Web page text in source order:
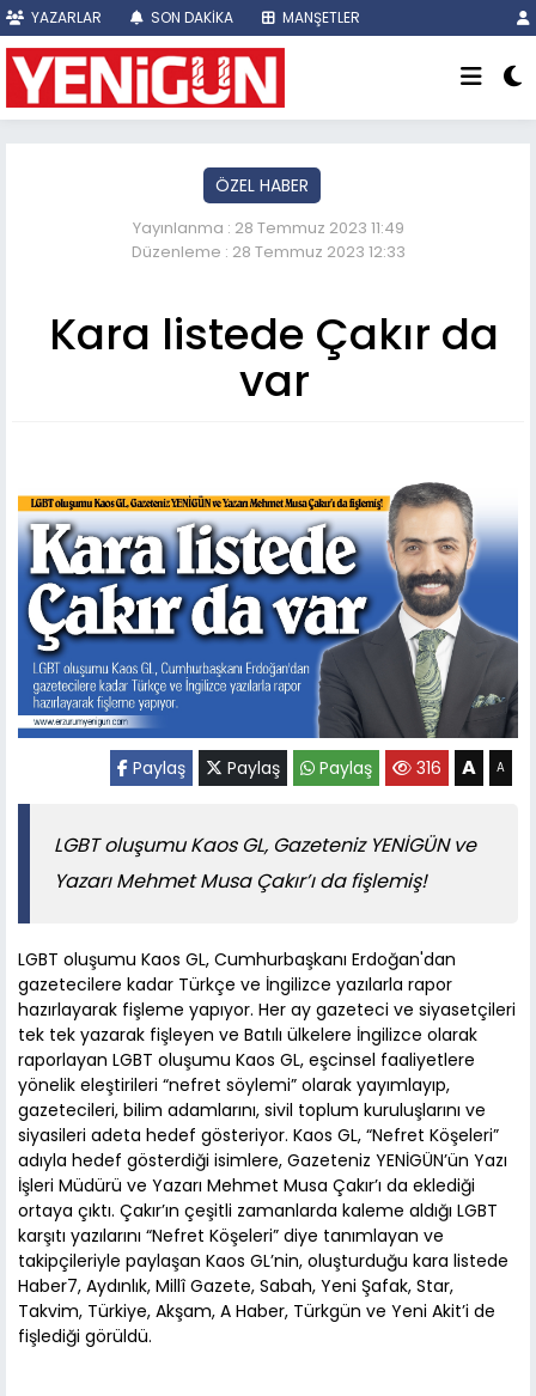
YAZARLAR SON DAKİKA MANŞETLER
ÖZEL HABER
Yayınlanma : 28 Temmuz 2023 11:49
Düzenleme : 28 Temmuz 2023 12:33
Kara listede Çakır da
var
Paylaş Paylaş Paylaş 316 A A
LGBT oluşumu Kaos GL, Gazeteniz YENİGÜN ve
Yazarı Mehmet Musa Çakır’ı da fişlemiş!
LGBT oluşumu Kaos GL, Cumhurbaşkanı Erdoğan'dan
gazetecilere kadar Türkçe ve İngilizce yazılarla rapor
hazırlayarak fişleme yapıyor. Her ay gazeteci ve siyasetçileri
tek tek yazarak fişleyen ve Batılı ülkelere İngilizce olarak
raporlayan LGBT oluşumu Kaos GL, eşcinsel faaliyetlere
yönelik eleştirileri “nefret söylemi” olarak yayımlayıp,
gazetecileri, bilim adamlarını, sivil toplum kuruluşlarını ve
siyasileri adeta hedef gösteriyor. Kaos GL, “Nefret Köşeleri”
adıyla hedef gösterdiği isimlere, Gazeteniz YENİGÜN’ün Yazı
İşleri Müdürü ve Yazarı Mehmet Musa Çakır’ı da eklediği
ortaya çıktı. Çakır’ın çeşitli zamanlarda kaleme aldığı LGBT
karşıtı yazılarını “Nefret Köşeleri” diye tanımlayan ve
takipçileriyle paylaşan Kaos GL’nin, oluşturduğu kara listede
Haber7, Aydınlık, Millî Gazete, Sabah, Yeni Şafak, Star,
Takvim, Türkiye, Akşam, A Haber, Türkgün ve Yeni Akit’i de
fişlediği görüldü.